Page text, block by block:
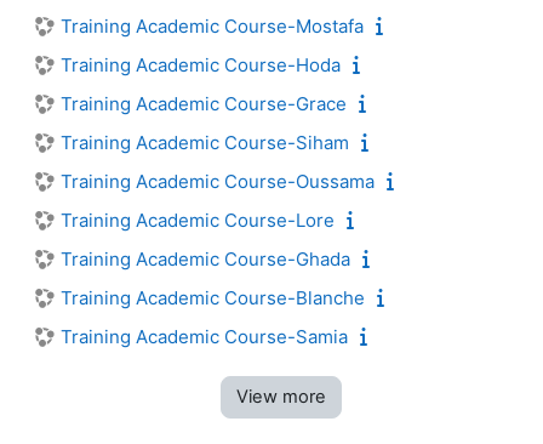
Training Academic Course-Mostafa
Training Academic Course-Hoda
Training Academic Course-Grace
Training Academic Course-Siham
Training Academic Course-Oussama
Training Academic Course-Lore
Training Academic Course-Ghada
Training Academic Course-Blanche
Training Academic Course-Samia
View more